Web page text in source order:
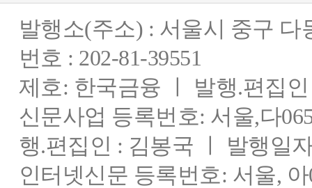
발행소(주소) : 서울시 중구
번호 : 202-81-39551
제호: 한국금융 ㅣ 발행.편집
신문사업 등록번호: 서울,다
행.편집인 : 김봉국 ㅣ 발행일
인터넷신문 등록번호: 서울,